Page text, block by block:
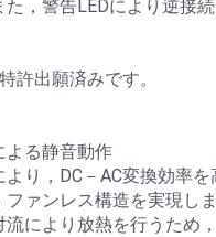
た，警告LEDにより逆接
許出願済みです。
よる静音動作
り，DC－AC変換効率
ファンレス構造を実現し
流により放熱を行うため